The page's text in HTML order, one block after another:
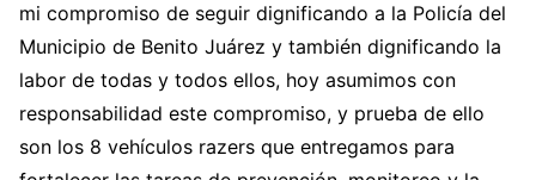
mi compromiso de seguir dignificando a la Policía del
Municipio de Benito Juárez y también dignificando la
labor de todas y todos ellos, hoy asumimos con
responsabilidad este compromiso, y prueba de ello
son los 8 vehículos razers que entregamos para